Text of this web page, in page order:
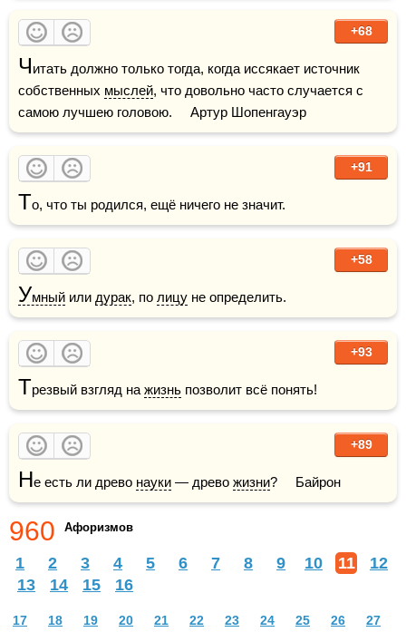
+68
Читать должно только тогда, когда иссякает источник
собственных мыслей, что довольно часто случается с
самою лучшею головою.     Артур Шопенгауэр
+91
То, что ты родился, ещё ничего не значит.
+58
Умный или дурак, по лицу не определить.
+93
Трезвый взгляд на жизнь позволит всё понять!
+89
Не есть ли древо науки — древо жизни?     Байрон
960 Афоризмов
1 2 3 4 5 6 7 8 9 10 11
12
13
14 15 16
17 18 19 20 21 22 23 24 25 26 27